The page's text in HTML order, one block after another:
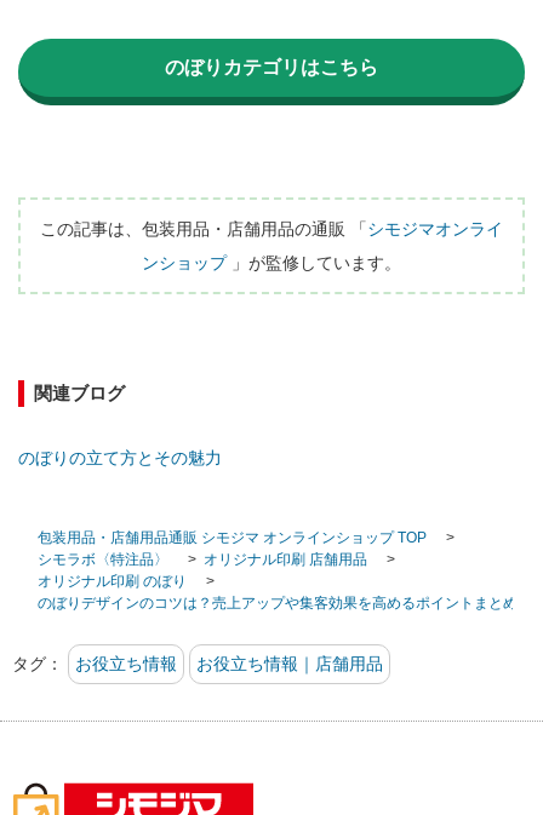
のぼりカテゴリはこちら
この記事は、包装用品・店舗用品の通販 「シモジマオンライ
ンショップ 」が監修しています。
関連ブログ
のぼりの立て方とその魅力
包装用品・店舗用品通販 シモジマ オンラインショップ TOP
>
シモラボ〈特注品〉
> オリジナル印刷 店舗用品
>
オリジナル印刷 のぼり
>
のぼりデザインのコツは？売上アップや集客効果を高めるポイントまとめ
タグ： お役立ち情報 お役立ち情報｜店舗用品